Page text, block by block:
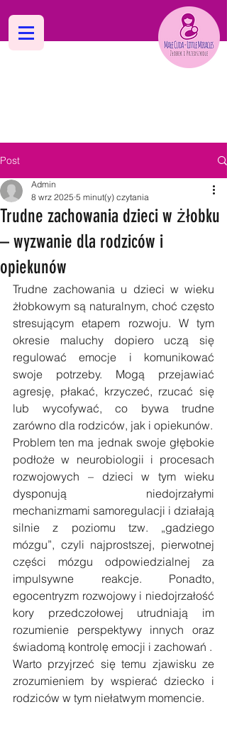
Post
Trudne zachowania dzieci w żłobku
– wyzwanie dla rodziców i
opiekunów
Admin
8 wrz 2025 5 minut(y) czytania
Trudne zachowania u dzieci w wieku
żłobkowym są naturalnym, choć często
stresującym etapem rozwoju. W tym
okresie maluchy dopiero uczą się
regulować emocje i komunikować
swoje potrzeby. Mogą przejawiać
agresję, płakać, krzyczeć, rzucać się
lub wycofywać, co bywa trudne
Problem ten ma jednak swoje głębokie
podłoże w neurobiologii i procesach
rozwojowych – dzieci w tym wieku
dysponują niedojrzałymi
mechanizmami samoregulacji i działają
silnie z poziomu tzw. „gadziego
mózgu”, czyli najprostszej, pierwotnej
części mózgu odpowiedzialnej za
impulsywne reakcje. Ponadto,
egocentryzm rozwojowy i niedojrzałość
kory przedczołowej utrudniają im
rozumienie perspektywy innych oraz
świadomą kontrolę emocji i zachowań .
Warto przyjrzeć się temu zjawisku ze
zrozumieniem by wspierać dziecko i
rodziców w tym niełatwym momencie.